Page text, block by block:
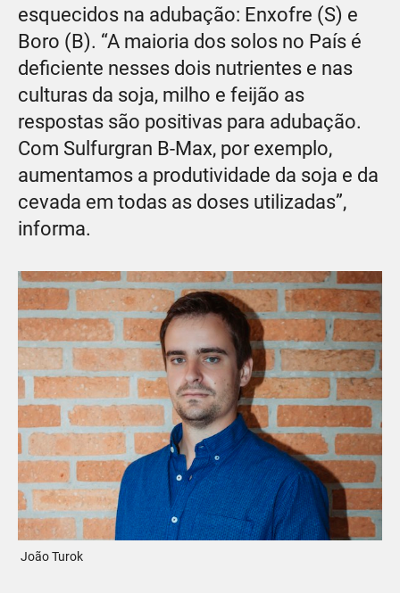
esquecidos na adubação: Enxofre (S) e
Boro (B). “A maioria dos solos no País é
deficiente nesses dois nutrientes e nas
culturas da soja, milho e feijão as
respostas são positivas para adubação.
Com Sulfurgran B-Max, por exemplo,
aumentamos a produtividade da soja e da
cevada em todas as doses utilizadas”,
informa.
João Turok